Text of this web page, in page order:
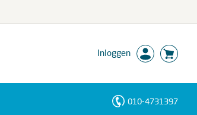
Inloggen
010-4731397